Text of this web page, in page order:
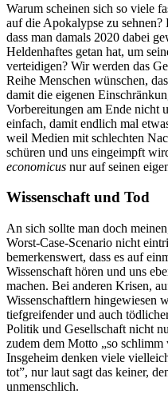
Warum scheinen sich so viele
auf die Apokalypse zu
dass man damals 2020 dabei
Heldenhaftes getan hat, um
verteidigen? Wir werden das
Reihe Menschen wünschen,
damit die eigenen
Vorbereitungen am Ende nicht
einfach, damit endlich mal
weil Medien mit schlechten
schüren und uns eingeimpft
economicus nur auf seinen
Wissenschaft und Tod
An sich sollte man doch
Worst-Case-Scenario nicht
bemerkenswert, dass es auf
Wissenschaft hören und uns
machen. Bei anderen Krisen,
Wissenschaftlern hingewiesen
tiefgreifender und auch
Politik und Gesellschaft nicht
zudem dem Motto „so
Insgeheim denken viele
tot”, nur laut sagt das keiner,
unmenschlich.